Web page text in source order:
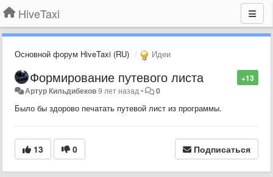
HiveTaxi
Основной форум HiveTaxi (RU) Идеи
+13
Формирование путевого листа
Артур Кильдибеков9 лет назад • 0
Было бы здорово печатать путевой лист из программы.
13 0 Подписаться